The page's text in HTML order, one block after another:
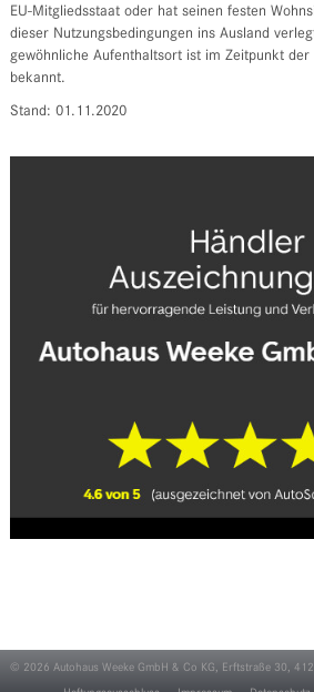
EU-Mitgliedsstaat oder hat seinen festen
dieser Nutzungsbedingungen ins Ausland
gewöhnliche Aufenthaltsort ist im Zeitpunkt der
bekannt.
Stand: 01.11.2020
© 2026 Autohaus Weeke GmbH & Co KG, Erftstraße 30,